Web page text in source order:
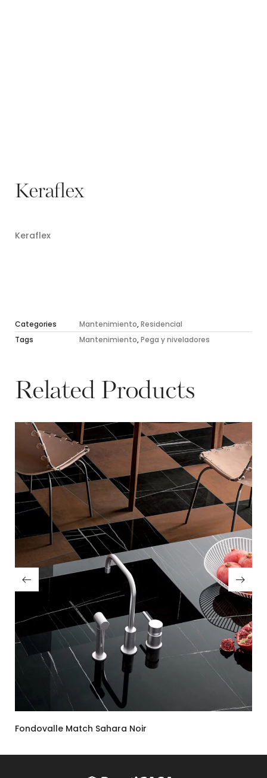
Keraflex
Keraflex
Categories Mantenimiento,Residencial
Tags
Mantenimiento,Pega y niveladores
Related Products
Fondovalle Match Sahara Noir